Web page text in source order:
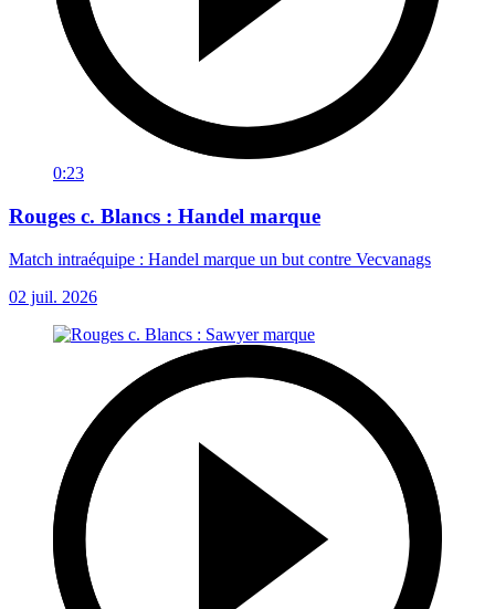
0:23
Rouges c. Blancs : Handel marque
Match intraéquipe : Handel marque un but contre Vecvanags
02 juil. 2026